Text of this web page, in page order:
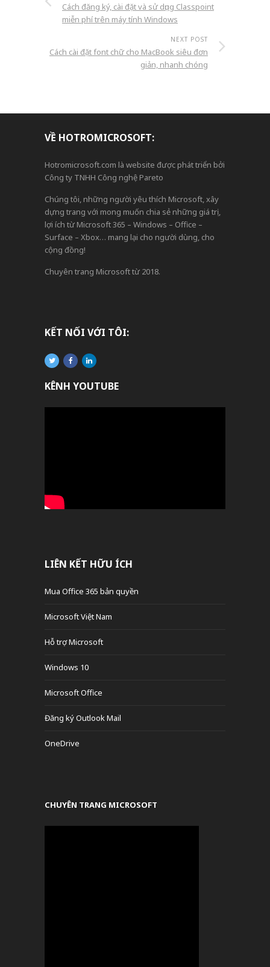
Cách đăng ký, cài đặt và sử dụng Classpoint
miễn phí trên máy tính Windows
NEXT POST
Cách cài đặt font chữ cho MacBook siêu đơn
giản, nhanh chóng
VỀ HOTROMICROSOFT:
Hotromicrosoft.com là website được phát triển bởi
Công ty TNHH Công nghệ Pareto
Chúng tôi, những người yêu thích Microsoft, xây
dựng trang với mong muốn chia sẻ những giá trị,
lợi ích từ Microsoft 365 – Windows – Office –
Surface – Xbox… mang lại cho người dùng, cho
cộng đồng!
Chuyên trang Microsoft từ 2018.
KẾT NỐI VỚI TÔI:
KÊNH YOUTUBE
LIÊN KẾT HỮU ÍCH
Mua Office 365 bản quyền
Microsoft Việt Nam
Hỗ trợ Microsoft
Windows 10
Microsoft Office
Đăng ký Outlook Mail
OneDrive
CHUYÊN TRANG MICROSOFT